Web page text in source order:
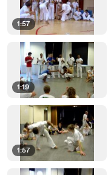
1:57
1:19
1:57